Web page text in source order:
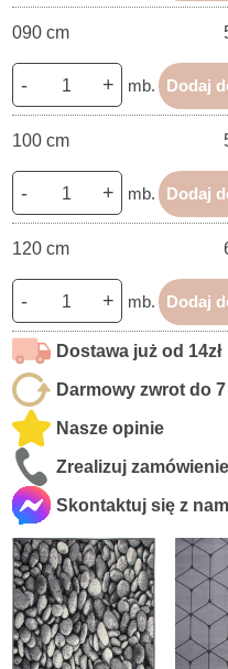
090 cm
- + mb. Dodaj
100 cm
- + mb. Dodaj
120 cm
- + mb. Dodaj
Dostawa już od 14zł
Darmowy zwrot do
Nasze opinie
Zrealizuj
Skontaktuj się z